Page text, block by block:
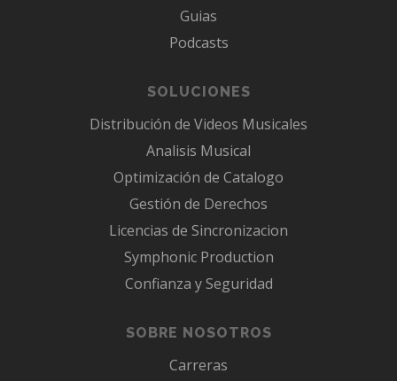
Guias
Podcasts
SOLUCIONES
Distribución de Videos Musicales
Analisis Musical
Optimización de Catalogo
Gestión de Derechos
Licencias de Sincronizacion
Symphonic Production
Confianza y Seguridad
SOBRE NOSOTROS
Carreras